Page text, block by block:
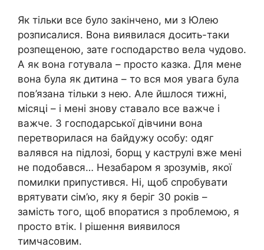
Як тільки все було закінчено, ми з Юлею
розписалися. Вона виявилася досить-таки
розпещеною, зате господарство вела чудово.
А як вона готувала – просто казка. Для мене
вона була як дитина – то вся моя увага була
пов’язана тільки з нею. Але йшлося тижні,
місяці – і мені знову ставало все важче і
важче. З господарської дівчини вона
перетворилася на байдужу особу: одяг
валявся на підлозі, борщ у каструлі вже мені
не подобався… Незабаром я зрозумів, якої
помилки припустився. Ні, щоб спробувати
врятувати сім’ю, яку я беріг 30 років –
замість того, щоб впоратися з проблемою, я
просто втік. І рішення виявилося
тимчасовим.